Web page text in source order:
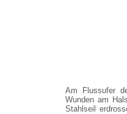
Am Flussufer
Wunden am
Stahlseil